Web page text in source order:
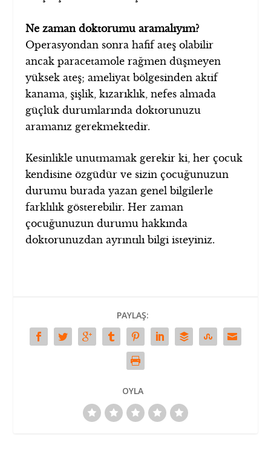
Ne zaman doktorumu aramalıyım?
Operasyondan sonra hafif ateş olabilir
ancak paracetamole rağmen düşmeyen
yüksek ateş; ameliyat bölgesinden aktif
kanama, şişlik, kızarıklık, nefes almada
güçlük durumlarında doktorunuzu
aramanız gerekmektedir.
Kesinlikle unutmamak gerekir ki, her çocuk
kendisine özgüdür ve sizin çocuğunuzun
durumu burada yazan genel bilgilerle
farklılık gösterebilir. Her zaman
çocuğunuzun durumu hakkında
doktorunuzdan ayrıntılı bilgi isteyiniz.
PAYLAŞ:
OYLA